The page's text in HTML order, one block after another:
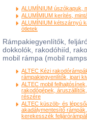
ALUMÍNIUM úszókapuk,
ALUMÍMIUM kerítés,
ALUMÍNIUM kétszárnyú
ötletek
Rámpakiegyenlítők,
dokkolók, rakodóhiíd,
mobil rámpa (mobil
ALTEC Kézi
rámpakiegyenlítők, ipari
ALTEC mobil
rakodógépek,
részére
ALTEC küszöb- és
akadálymentesítő
kerekesszék